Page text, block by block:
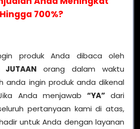
Hingga 700%?
produk Anda dibaca oleh
JUTAAN orang dalam waktu
anda ingin produk anda dikenal
Anda menjawab “YA”dari
pertanyaan kami di atas,
untuk Anda dengan layanan